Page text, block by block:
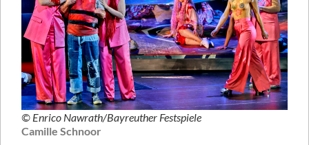
© Enrico Nawrath/Bayreuther Festspiele
Camille Schnoor